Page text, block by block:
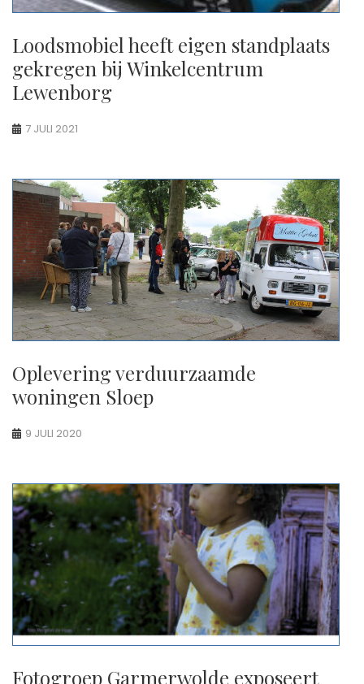
Loodsmobiel heeft eigen standplaats
gekregen bij Winkelcentrum
Lewenborg
7 JULI 2021
Oplevering verduurzaamde
woningen Sloep
9 JULI 2020
Fotogroep Garmerwolde exposeert